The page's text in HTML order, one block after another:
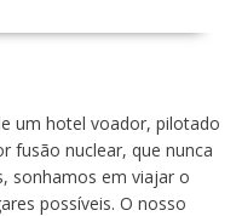
um hotel voador, pilotado
fusão nuclear, que nunca
sonhamos em viajar o
possíveis. O nosso